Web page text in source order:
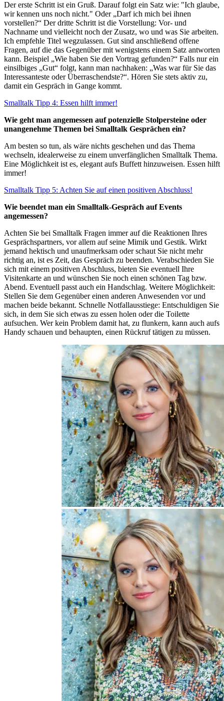
Der erste Schritt ist ein Gruß. Darauf folgt ein Satz wie: "Ich glaube,
wir kennen uns noch nicht." Oder „Darf ich mich bei ihnen
vorstellen?“ Der dritte Schritt ist die Vorstellung: Vor- und
Nachname und vielleicht noch der Zusatz, wo und was Sie arbeiten.
Ich empfehle Titel wegzulassen. Gut sind anschließend offene
Fragen, auf die das Gegenüber mit wenigstens einem Satz antworten
kann. Beispiel „Wie haben Sie den Vortrag gefunden?“ Falls nur ein
einsilbiges „Gut“ folgt, kann man nachhaken: „Was war für Sie das
Interessanteste oder Überraschendste?“. Hören Sie stets aktiv zu,
damit ein Gespräch in Gange kommt.
Smalltalk Tipp 4: Essen hilft immer!
Wie geht man angemessen auf potenzielle Stolpersteine oder
unangenehme Themen bei Smalltalk Gesprächen ein?
Am besten so tun, als wäre nichts geschehen und das Thema
wechseln, idealerweise zu einem unverfänglichen Smalltalk Thema.
Eine Möglichkeit ist es, elegant aufs Buffett hinzuweisen. Essen hilft
immer!
Smalltalk Tipp 5: Achten Sie auf einen positiven Abschluss!
Wie beendet man ein Smalltalk-Gespräch auf Events
angemessen?
Achten Sie bei Smalltalk Fragen immer auf die Reaktionen Ihres
Gesprächspartners, vor allem auf seine Mimik und Gestik. Wirkt
jemand hektisch und unaufmerksam oder schaut Sie nicht mehr
richtig an, ist es Zeit, das Gespräch zu beenden. Verabschieden Sie
sich mit einem positiven Abschluss, bieten Sie eventuell Ihre
Visitenkarte an und wünschen Sie noch einen schönen Tag bzw.
Abend. Eventuell passt auch ein Handschlag. Weitere Möglichkeit:
Stellen Sie dem Gegenüber einen anderen Anwesenden vor und
machen beide bekannt. Schnelle Notfallausstiege: Entschuldigen Sie
sich, in dem Sie sich etwas zu essen holen oder die Toilette
aufsuchen. Wer kein Problem damit hat, zu flunkern, kann auch aufs
Handy schauen und behaupten, einen Rückruf tätigen zu müssen.